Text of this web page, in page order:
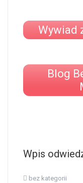
Wywiad
Blog
Wpis
bez kategorii